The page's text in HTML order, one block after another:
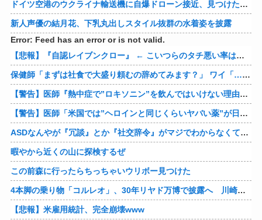
ドイツ空港のウクライナ輸送機に自爆ドローン接近、見つけた空港職員が蹴り落とす…高性能プラスチック爆弾搭載！
新人声優の結月花、下乳丸出しスタイル抜群の水着姿を披露
Error: Feed has an error or is not valid.
【悲報】『自認レイブンクロー』 ← こいつらのタチ悪い率は異常
保健師「まずは社食で大盛り頼むの辞めてみます？」 ワイ「…食っちゃいけないものを売ってるのか？」
【警告】医師『熱中症で”ロキソニン”を飲んではいけない理由がこれ』
【警告】医師「米国では”ヘロインと同じくらいヤバい薬”が日本では平気で処方されてる」
ASDなんやが『冗談』とか『社交辞令』がマジでわからなくて怖い
暇やから近くの山に探検するぜ
この前森に行ったらちっちゃいウリボー見つけた
4本脚の乗り物「コルレオ」、30年リヤド万博で披露へ 川崎重工が35年発売目指す
【悲報】米雇用統計、完全崩壊www